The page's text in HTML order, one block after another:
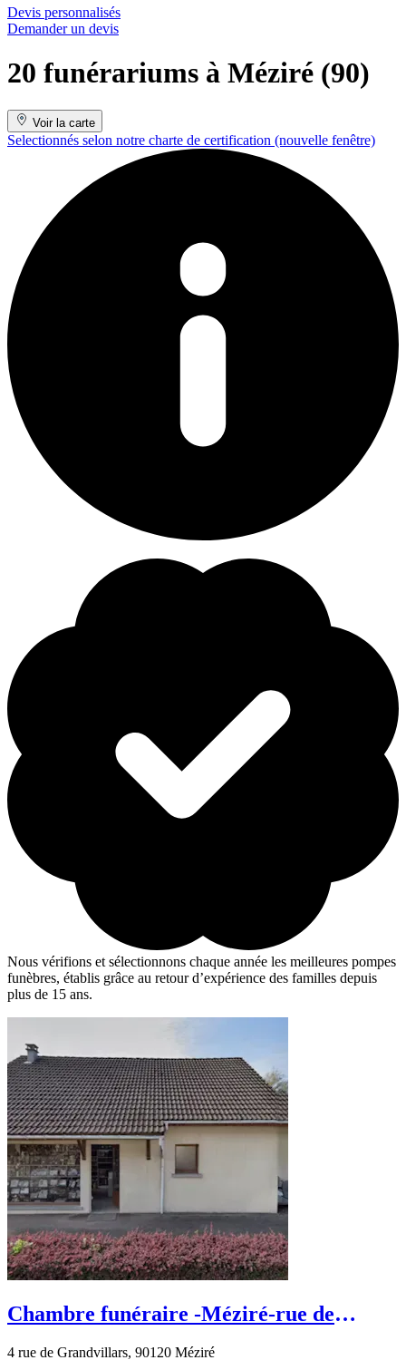
Devis personnalisés
Demander un devis
20 funérariums à Méziré (90)
Voir la carte
Selectionnés selon notre charte de certification (nouvelle fenêtre)
Nous vérifions et sélectionnons chaque année les meilleures pompes
funèbres, établis grâce au retour d’expérience des familles depuis
plus de 15 ans.
Chambre funéraire -Méziré-rue de
4 rue de Grandvillars, 90120 Méziré